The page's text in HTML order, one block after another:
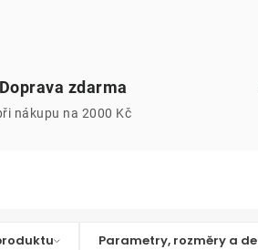
Doprava zdarma
nákupu na 2000 Kč
Parametry, rozměry a